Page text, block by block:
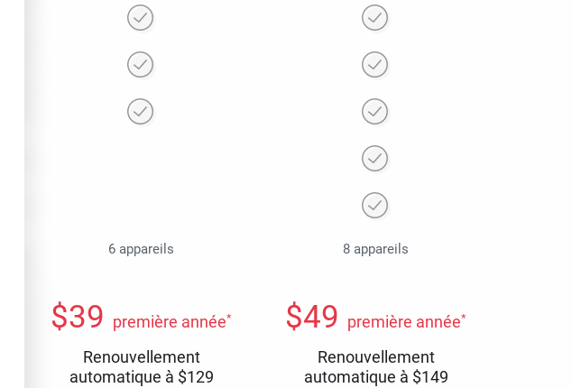
6 appareils 8 appareils
$39 première année*
Renouvellement
automatique à $129
$49 première année*
Renouvellement
automatique à $149